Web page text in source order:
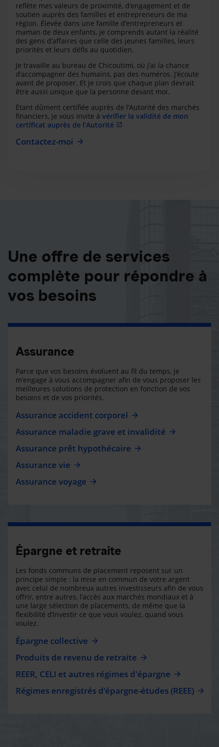
reflète mes valeurs de proximité, d’engagement et de
soutien auprès des familles et entrepreneurs de ma
région. Élevée dans une famille d’entrepreneurs et
maman de deux enfants, je comprends autant la réalité
des gens d’affaires que celle des jeunes familles, leurs
priorités et leurs défis au quotidien.
Je travaille au bureau de Chicoutimi, où j’ai la chance
d’accompagner des humains, pas des numéros. J’écoute
avant de proposer. Et je crois que chaque plan devrait
être aussi unique que la personne devant moi.
Étant dûment certifiée auprès de l’Autorité des marchés
financiers, je vous invite à vérifier la validité de mon
certificat auprès de l’Autorité
Contactez-moi
Une offre de services
complète pour répondre à
vos besoins
Assurance
Parce que vos besoins évoluent au fil du temps, je
m’engage à vous accompagner afin de vous proposer les
meilleures solutions de protection en fonction de vos
besoins et de vos priorités.
Assurance accident corporel
Assurance maladie grave et invalidité
Assurance prêt hypothécaire
Assurance vie
Assurance voyage
Épargne et retraite
Les fonds communs de placement reposent sur un
principe simple : la mise en commun de votre argent
avec celui de nombreux autres investisseurs afin de vous
offrir, entre autres, l’accès aux marchés mondiaux et à
une large sélection de placements, de même que la
flexibilité d’investir ce que vous voulez, quand vous
voulez.
Épargne collective
Produits de revenu de retraite
REER, CELI et autres régimes d'épargne
Régimes enregistrés d’épargne-études (REEE)